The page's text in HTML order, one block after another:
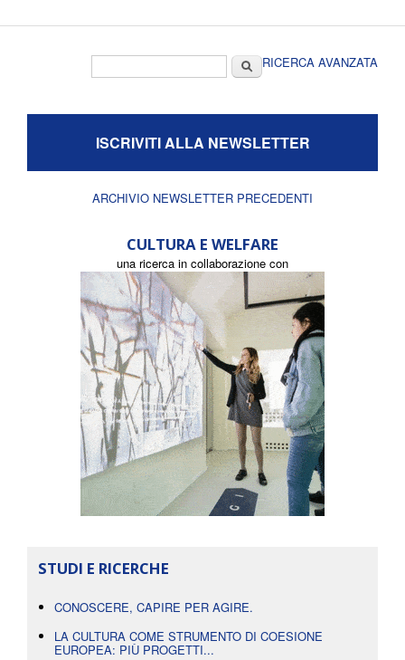
CercaRICERCA AVANZATA
ISCRIVITI ALLA NEWSLETTER
ARCHIVIO NEWSLETTER PRECEDENTI
CULTURA E WELFARE
una ricerca in collaborazione con
STUDI E RICERCHE
CONOSCERE, CAPIRE PER AGIRE.
LA CULTURA COME STRUMENTO DI COESIONE
EUROPEA: PIÙ PROGETTI...